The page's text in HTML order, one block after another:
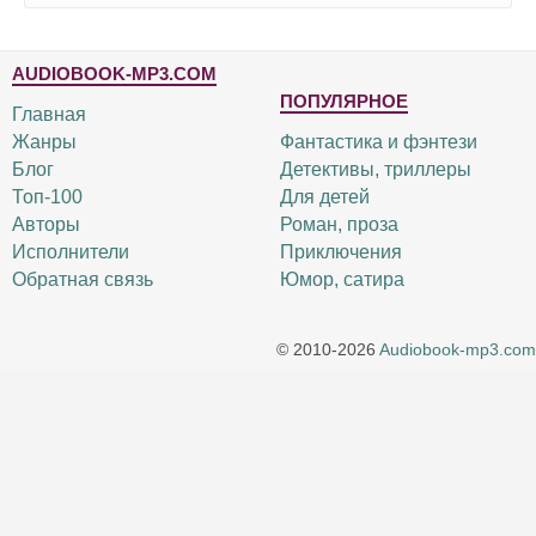
AUDIOBOOK-MP3.COM
Главная
Жанры
Блог
Топ-100
Авторы
Исполнители
Обратная связь
ПОПУЛЯРНОЕ
Фантастика и фэнтези
Детективы, триллеры
Для детей
Роман, проза
Приключения
Юмор, сатира
© 2010-2026 Audiobook-mp3.com